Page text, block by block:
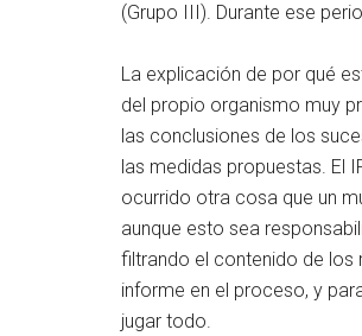
(Grupo III). Durante ese
La explicación de por qué
del propio organismo muy
las conclusiones de los
las medidas propuestas. El
ocurrido otra cosa que un
aunque esto sea
filtrando el contenido de los
informe en el proceso, y
jugar todo.